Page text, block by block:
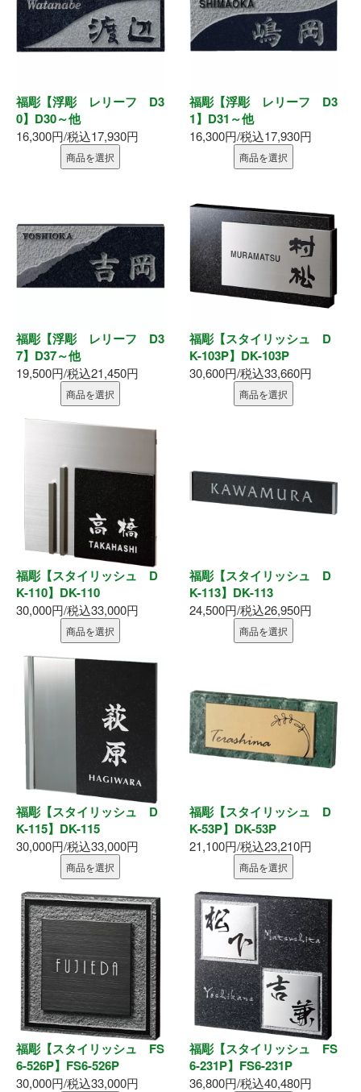
福彫【浮彫 レリーフ D3
0】D30～他
16,300円/税込17,930円
商品を選択
福彫【浮彫 レリーフ D3
1】D31～他
16,300円/税込17,930円
商品を選択
福彫【浮彫 レリーフ D3
7】D37～他
19,500円/税込21,450円
商品を選択
福彫【スタイリッシュ D
K-103P】DK-103P
30,600円/税込33,660円
商品を選択
福彫【スタイリッシュ D
K-110】DK-110
30,000円/税込33,000円
商品を選択
福彫【スタイリッシュ D
K-113】DK-113
24,500円/税込26,950円
商品を選択
福彫【スタイリッシュ D
K-115】DK-115
30,000円/税込33,000円
商品を選択
福彫【スタイリッシュ D
K-53P】DK-53P
21,100円/税込23,210円
商品を選択
福彫【スタイリッシュ FS
6-526P】FS6-526P
30,000円/税込33,000円
福彫【スタイリッシュ FS
6-231P】FS6-231P
36,800円/税込40,480円